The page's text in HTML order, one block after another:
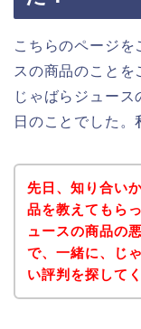
こちらのページを
スの商品のことを
じゃばらジュー
日のことでした。
先日、知り合い
品を教えてもら
ュースの商品の
で、一緒に、じ
い評判を探して